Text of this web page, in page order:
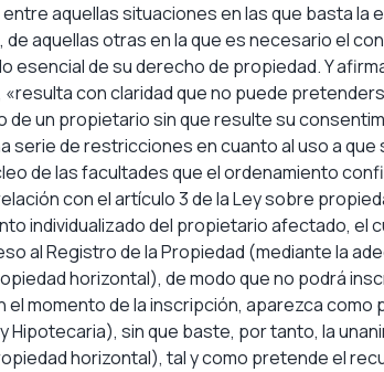
aquellas situaciones en las que basta la
aquellas otras en la que es necesario el
de su derecho de propiedad. Y
con claridad que no puede
un propietario sin que resulte su
serie de restricciones en cuanto al uso a que
de las facultades que el ordenamiento
con el artículo 3 de la Ley sobre
individualizado del propietario afectado, el
al Registro de la Propiedad (mediante la
horizontal), de modo que no podrá
el momento de la inscripción, aparezca como
Hipotecaria), sin que baste, por tanto, la
horizontal), tal y como pretende el